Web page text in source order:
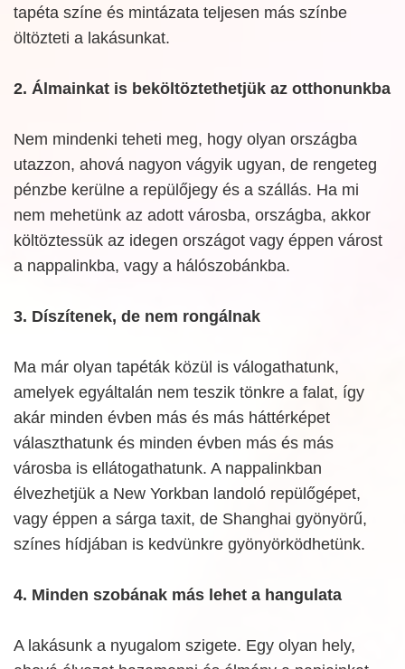
tapéta színe és mintázata teljesen más színbe
öltözteti a lakásunkat.
2. Álmainkat is beköltöztethetjük az otthonunkba
Nem mindenki teheti meg, hogy olyan országba
utazzon, ahová nagyon vágyik ugyan, de rengeteg
pénzbe kerülne a repülőjegy és a szállás. Ha mi
nem mehetünk az adott városba, országba, akkor
költöztessük az idegen országot vagy éppen várost
a nappalinkba, vagy a hálószobánkba.
3. Díszítenek, de nem rongálnak
Ma már olyan tapéták közül is válogathatunk,
amelyek egyáltalán nem teszik tönkre a falat, így
akár minden évben más és más háttérképet
választhatunk és minden évben más és más
városba is ellátogathatunk. A nappalinkban
élvezhetjük a New Yorkban landoló repülőgépet,
vagy éppen a sárga taxit, de Shanghai gyönyörű,
színes hídjában is kedvünkre gyönyörködhetünk.
4. Minden szobának más lehet a hangulata
A lakásunk a nyugalom szigete. Egy olyan hely,